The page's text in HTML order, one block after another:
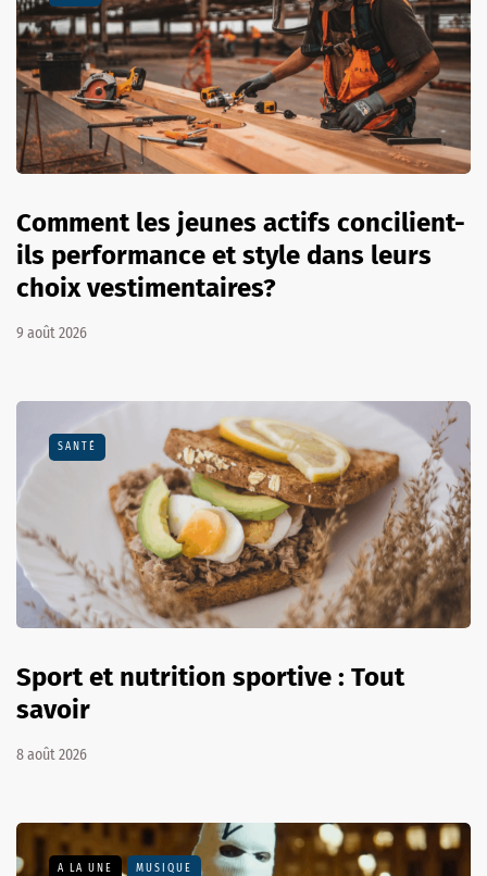
Comment les jeunes actifs concilient-
ils performance et style dans leurs
choix vestimentaires?
9 août 2026
SANTÉ
Sport et nutrition sportive : Tout
savoir
8 août 2026
A LA UNE MUSIQUE